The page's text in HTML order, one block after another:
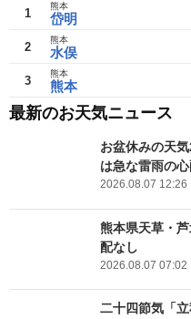
1 岱明
熊本
2 水俣
熊本
3 熊本
熊本
最新のお天気ニュース
お盆休みの天
は急な雷雨の
2026.08.07 12:26
熊本県天草・
配なし
2026.08.07 07:02
二十四節気「